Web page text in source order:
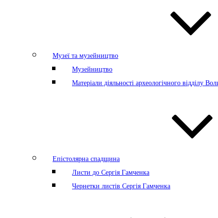
Музеї та музейництво
Музейництво
Матеріали діяльності археологічного відділу
Епістолярна спадщина
Листи до Сергія Гамченка
Чернетки листів Сергія Гамченка